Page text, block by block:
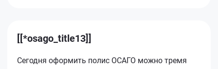
[[*osago_title13]]
Сегодня оформить полис ОСАГО можно тремя